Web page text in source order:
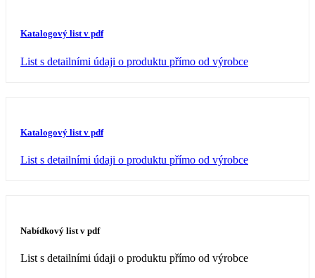
Katalogový list v pdf
List s detailními údaji o produktu přímo od výrobce
Katalogový list v pdf
List s detailními údaji o produktu přímo od výrobce
Nabídkový list v pdf
List s detailními údaji o produktu přímo od výrobce